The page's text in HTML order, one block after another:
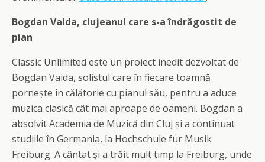
Bogdan Vaida, clujeanul care s-a îndrăgostit de
pian
Classic Unlimited este un proiect inedit dezvoltat de
Bogdan Vaida, solistul care în fiecare toamnă
pornește în călătorie cu pianul său, pentru a aduce
muzica clasică cât mai aproape de oameni. Bogdan a
absolvit Academia de Muzică din Cluj și a continuat
studiile în Germania, la Hochschule für Musik
Freiburg. A cântat și a trăit mult timp la Freiburg, unde